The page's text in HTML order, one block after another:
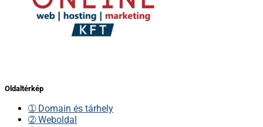
Oldaltérkép
➀ Domain és tárhely
➁ Weboldal